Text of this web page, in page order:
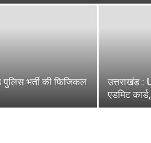
भर्ती की फिजिकल
उत्तराखंड :
एडमिट